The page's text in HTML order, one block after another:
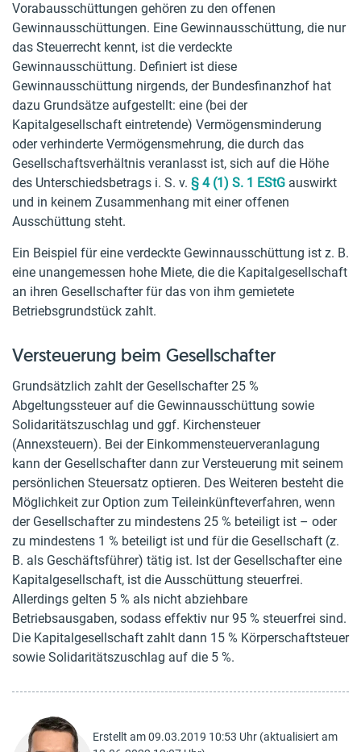
Vorabausschüttungen gehören zu den offenen
Gewinnausschüttungen. Eine Gewinnausschüttung, die nur
das Steuerrecht kennt, ist die verdeckte
Gewinnausschüttung. Definiert ist diese
Gewinnausschüttung nirgends, der Bundesfinanzhof hat
dazu Grundsätze aufgestellt: eine (bei der
Kapitalgesellschaft eintretende) Vermögensminderung
oder verhinderte Vermögensmehrung, die durch das
Gesellschaftsverhältnis veranlasst ist, sich auf die Höhe
des Unterschiedsbetrags i. S. v. § 4 (1) S. 1 EStG auswirkt
und in keinem Zusammenhang mit einer offenen
Ausschüttung steht.
Ein Beispiel für eine verdeckte Gewinnausschüttung ist z. B.
eine unangemessen hohe Miete, die die Kapitalgesellschaft
an ihren Gesellschafter für das von ihm gemietete
Betriebsgrundstück zahlt.
Versteuerung beim Gesellschafter
Grundsätzlich zahlt der Gesellschafter 25 %
Abgeltungssteuer auf die Gewinnausschüttung sowie
Solidaritätszuschlag und ggf. Kirchensteuer
(Annexsteuern). Bei der Einkommensteuerveranlagung
kann der Gesellschafter dann zur Versteuerung mit seinem
persönlichen Steuersatz optieren. Des Weiteren besteht die
Möglichkeit zur Option zum Teileinkünfteverfahren, wenn
der Gesellschafter zu mindestens 25 % beteiligt ist – oder
zu mindestens 1 % beteiligt ist und für die Gesellschaft (z.
B. als Geschäftsführer) tätig ist. Ist der Gesellschafter eine
Kapitalgesellschaft, ist die Ausschüttung steuerfrei.
Allerdings gelten 5 % als nicht abziehbare
Betriebsausgaben, sodass effektiv nur 95 % steuerfrei sind.
Die Kapitalgesellschaft zahlt dann 15 % Körperschaftsteuer
sowie Solidaritätszuschlag auf die 5 %.
Erstellt am 09.03.2019 10:53 Uhr (aktualisiert am